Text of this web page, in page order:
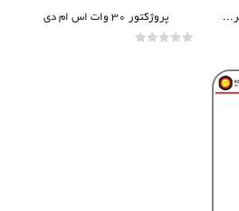
چراغ پروژکتور ۳۰ وات لنزدار سری آلفا پروژکتور ۳۰ وات اس ام دی